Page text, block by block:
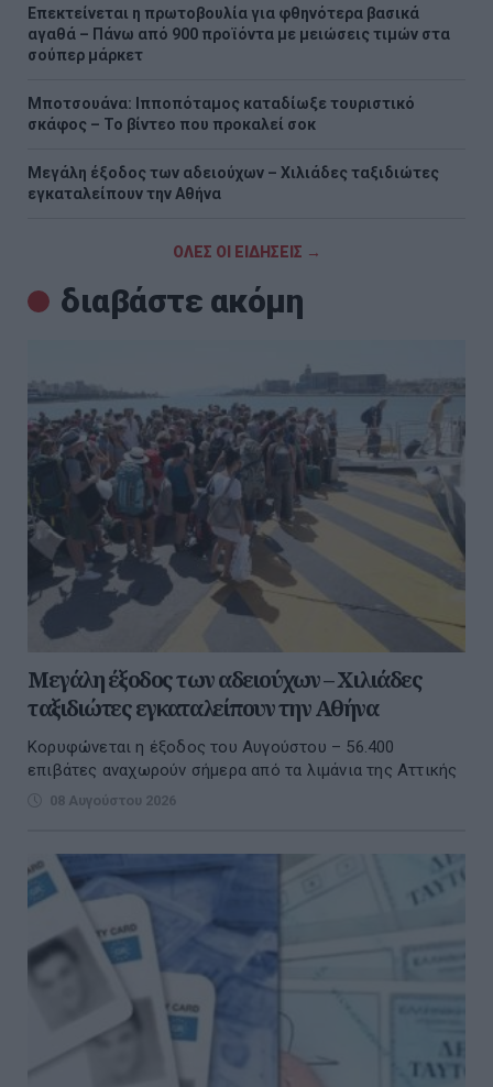
Επεκτείνεται η πρωτοβουλία για φθηνότερα βασικά
αγαθά – Πάνω από 900 προϊόντα με μειώσεις τιμών στα
σούπερ μάρκετ
Μποτσουάνα: Ιπποπόταμος καταδίωξε τουριστικό
σκάφος – Το βίντεο που προκαλεί σοκ
Μεγάλη έξοδος των αδειούχων – Χιλιάδες ταξιδιώτες
εγκαταλείπουν την Αθήνα
ΟΛΕΣ ΟΙ ΕΙΔΗΣΕΙΣ →
διαβάστε ακόμη
Μεγάλη έξοδος των αδειούχων – Χιλιάδες
ταξιδιώτες εγκαταλείπουν την Αθήνα
Κορυφώνεται η έξοδος του Αυγούστου – 56.400
επιβάτες αναχωρούν σήμερα από τα λιμάνια της Αττικής
08 Αυγούστου 2026